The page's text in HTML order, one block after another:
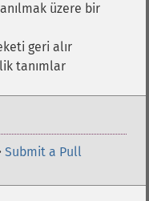
üzere bir
geri alır
tanımlar
Submit a Pull